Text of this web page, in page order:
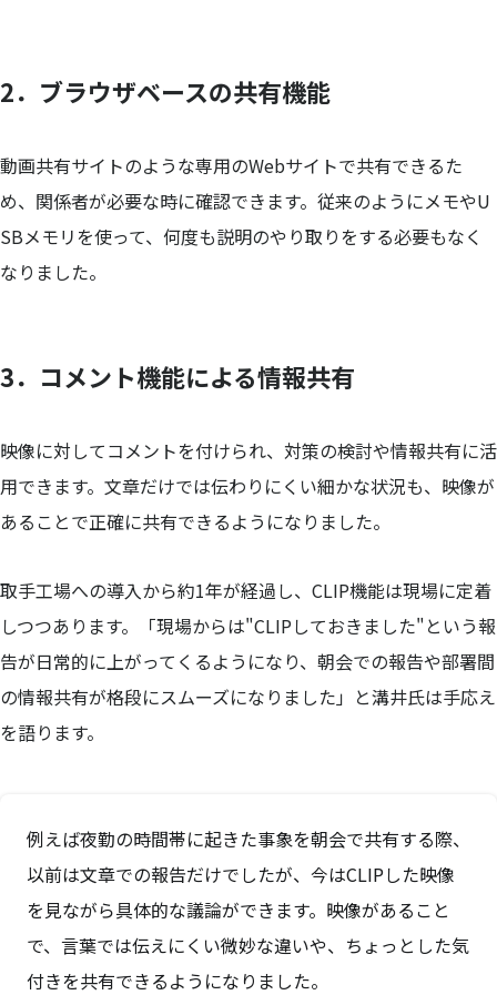
2．ブラウザベースの共有機能
動画共有サイトのような専用のWebサイトで共有できるた
め、関係者が必要な時に確認できます。従来のようにメモやU
SBメモリを使って、何度も説明のやり取りをする必要もなく
なりました。
3．コメント機能による情報共有
映像に対してコメントを付けられ、対策の検討や情報共有に活
用できます。文章だけでは伝わりにくい細かな状況も、映像が
あることで正確に共有できるようになりました。
取手工場への導入から約1年が経過し、CLIP機能は現場に定着
しつつあります。「現場からは"CLIPしておきました"という報
告が日常的に上がってくるようになり、朝会での報告や部署間
の情報共有が格段にスムーズになりました」と溝井氏は手応え
を語ります。
例えば夜勤の時間帯に起きた事象を朝会で共有する際、
以前は文章での報告だけでしたが、今はCLIPした映像
を見ながら具体的な議論ができます。映像があること
で、言葉では伝えにくい微妙な違いや、ちょっとした気
付きを共有できるようになりました。